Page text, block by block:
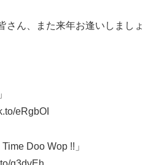
さん、また来年お逢いしましょ
eRgbOI
Doo Wop !!」